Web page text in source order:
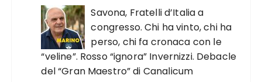
Savona, Fratelli d’Italia a
congresso. Chi ha vinto, chi ha
perso, chi fa cronaca con le
“veline”. Rosso “ignora” Invernizzi. Debacle
del “Gran Maestro” di Canalicum